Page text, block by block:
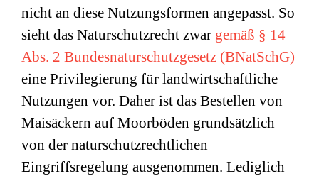
nicht an diese Nutzungsformen angepasst. So
sieht das Naturschutzrecht zwar gemäß § 14
Abs. 2 Bundesnaturschutzgesetz (BNatSchG)
eine Privilegierung für landwirtschaftliche
Nutzungen vor. Daher ist das Bestellen von
Maisäckern auf Moorböden grundsätzlich
von der naturschutzrechtlichen
Eingriffsregelung ausgenommen. Lediglich